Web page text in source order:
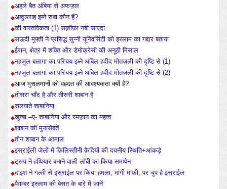
अहले बैत अंबिया से अफज़ल
अब्दुल्लाह इब्ने सबा कौन हैं?
की वास्तविकता (1) सक़ीफ़ा नबी साएदा
सऊदी मुफ़्ती ने प्रसिद्ध सुन्नी यूनिवर्सिटी को इस्लाम का गद्दार बताया
ईरान, क्षेत्र में शक्ति और डेमोक्रेसी की अनूठी मिसाल
नहजुल बलाग़ा का परिचय इब्ने अबिल हदीद मोतज़ली की दृष्टि से (1)
नहजुल बलाग़ा का परिचय इब्ने अबिल हदीद मोतज़ली की दृष्टि से (2)
आज मुसलमानों को वहदत की आवश्यकता क्यों है?
तीसरा चाँद है और तीसरी शाबान है
सलवाते शाबानिया
ख़ुत्बा –ए- शाबानिया और रमज़ान का महत्व
शाबान की मुनासेबतें
तीन शाबान के आमाल
इस्राईली जेलों में फ़िलिस्तीनी क़ैदियों की दयनीय स्थिति+आंकड़े
ट्रम्प ने हथियार बनाने वाली लॉबी का किया समर्थन
दाइश ने गल्ती से इस्राईल पर किया हमला, मांगी माफ़ी, पर चुप है इस्राईल
पैग़म्बर इस्लाम की बेसत के बारे में जानें